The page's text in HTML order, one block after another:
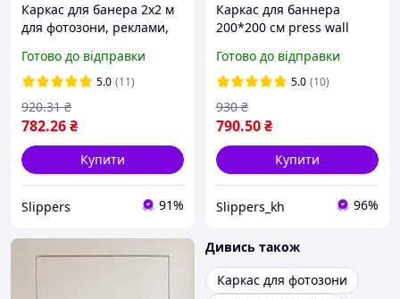
Каркас для банера 2x2 м
для фотозони, реклами,
Готово до відправки
5.0 (11)
782.26₴
920.31 ₴
Купити
Slippers 91%
Каркас для баннера
200*200 см press wall
реклами, каркас для
фотозони, прес-воль
Готово до відправки
5.0 (10)
790.50₴
930 ₴
Купити
Slippers_kh 96%
Дивись також
Каркас для фотозони